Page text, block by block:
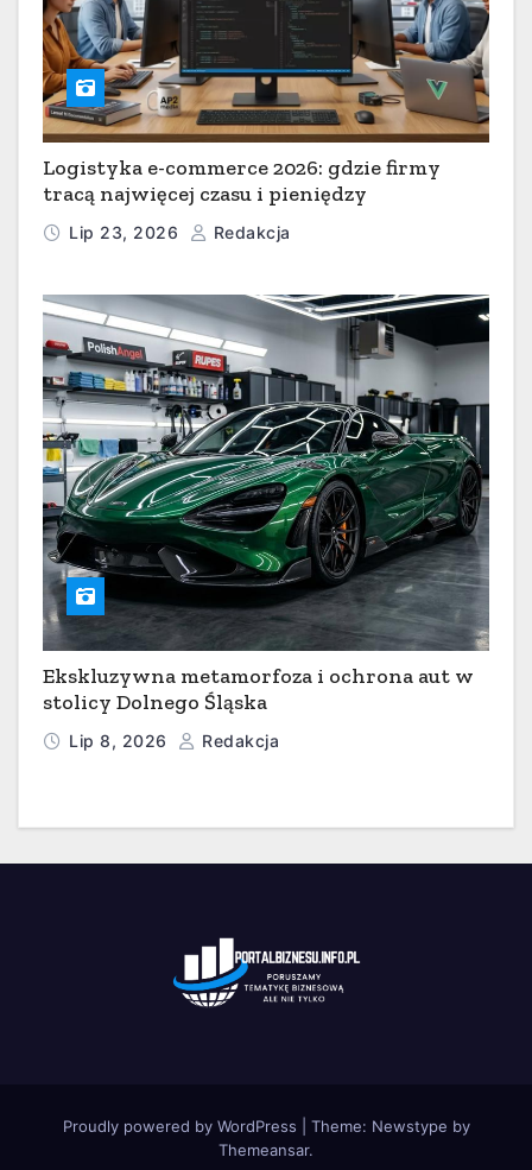
Logistyka e-commerce 2026: gdzie firmy
tracą najwięcej czasu i pieniędzy
Lip 23, 2026 Redakcja
Ekskluzywna metamorfoza i ochrona aut w
stolicy Dolnego Śląska
Lip 8, 2026 Redakcja
Proudly powered by WordPress Theme: Newstype by
Themeansar.